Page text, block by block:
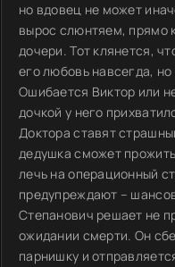
но вдовец не может
вырос слюнтяем, прямо
дочери. Тот клянется,
его любовь навсегда,
Ошибается Виктор или
дочкой у него
Доктора ставят
дедушка сможет
лечь на операционный
предупреждают –
Степанович решает не
ожидании смерти. Он
парнишку и